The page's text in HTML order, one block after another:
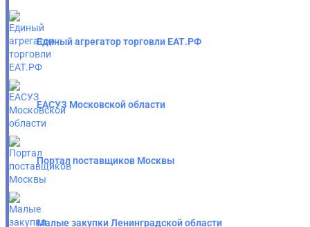
Единый агрегатор торговли ЕАТ.РФ
ЕАСУЗ Московской области
Портал поставщиков Москвы
Малые закупки Ленинградской области